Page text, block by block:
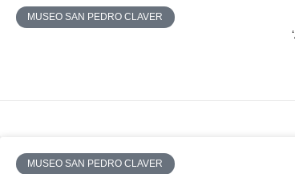
MUSEO SAN PEDRO CLAVER
MUSEO SAN PEDRO CLAVER